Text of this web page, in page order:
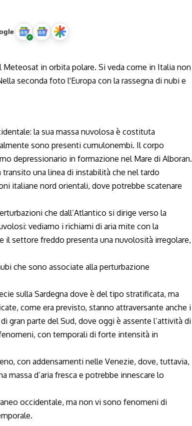
la sua massa nuvolosa è costituta
sono presenti cumulonembi. Il corpo
depressionario in formazione nel Mare di Alboran.
transito una linea di instabilità che nel tardo
italiane nord orientali, dove potrebbe scatenare
che dall’Atlantico si dirige verso la
vediamo i richiami di aria mite con la
il settore freddo presenta una nuvolosità irregolare,
che sono associate alla perturbazione
sulla Sardegna dove è del tipo stratificata, ma
come era previsto, stanno attraversante anche i
gran parte del Sud, dove oggi è assente l’attività di
con temporali di forte intensità in
con addensamenti nelle Venezie, dove, tuttavia,
massa d’aria fresca e potrebbe innescare lo
occidentale, ma non vi sono fenomeni di